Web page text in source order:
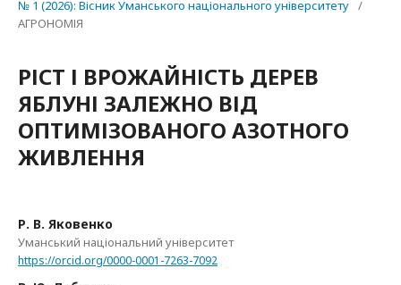
№ 1 (2026): Вісник Уманського національного університету /
АГРОНОМІЯ
РІСТ І ВРОЖАЙНІСТЬ ДЕРЕВ
ЯБЛУНІ ЗАЛЕЖНО ВІД
ОПТИМІЗОВАНОГО АЗОТНОГО
ЖИВЛЕННЯ
Р. В. Яковенко
Уманський національний університет
https://orcid.org/0000-0001-7263-7092